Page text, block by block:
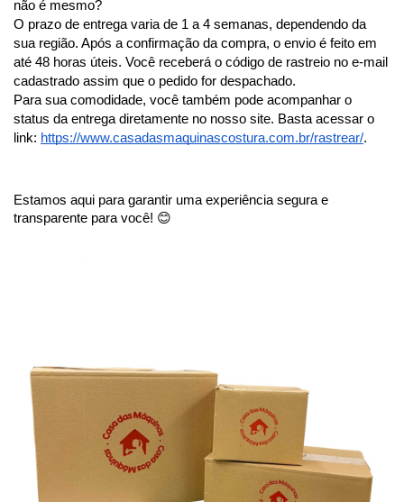
não é mesmo?
O prazo de entrega varia de 1 a 4 semanas, dependendo da
sua região. Após a confirmação da compra, o envio é feito em
até 48 horas úteis. Você receberá o código de rastreio no e-mail
cadastrado assim que o pedido for despachado.
Para sua comodidade, você também pode acompanhar o
status da entrega diretamente no nosso site. Basta acessar o
link: https://www.casadasmaquinascostura.com.br/rastrear/.
Estamos aqui para garantir uma experiência segura e
transparente para você! 😊